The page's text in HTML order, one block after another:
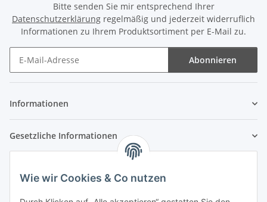
Wie wir Cookies & Co nutzen
Bitte senden Sie mir entsprechend Ihrer
Datenschutzerklärung regelmäßig und jederzeit widerruflich
Informationen zu Ihrem Produktsortiment per E-Mail zu.
Abonnieren
Informationen
Gesetzliche Informationen